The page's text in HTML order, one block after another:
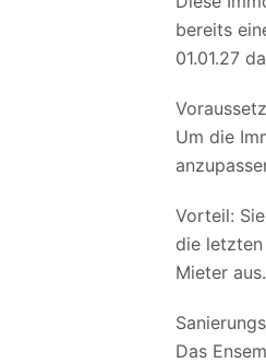
bereits
01.01.27
Um die
Vorteil:
die letzten
Mieter aus.
Das